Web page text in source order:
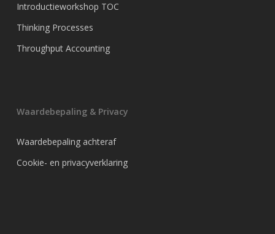
Introductieworkshop TOC
Thinking Processes
Throughput Accounting
Waardebepaling & Privacy
Waardebepaling achteraf
Cookie- en privacyverklaring